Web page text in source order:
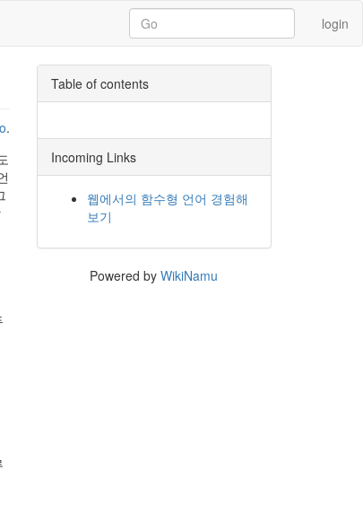
login
.
Table of contents
Incoming Links
웹에서의 함수형 언어 경험해
보기
Powered byWikiNamu